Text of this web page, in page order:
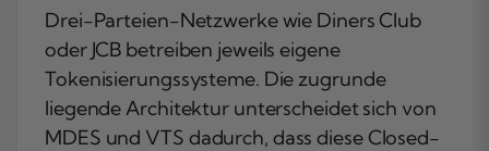
Drei-Parteien-Netzwerke wie Diners Club
oder JCB betreiben jeweils eigene
Tokenisierungssysteme. Die zugrunde
liegende Architektur unterscheidet sich von
MDES und VTS dadurch, dass diese Closed-